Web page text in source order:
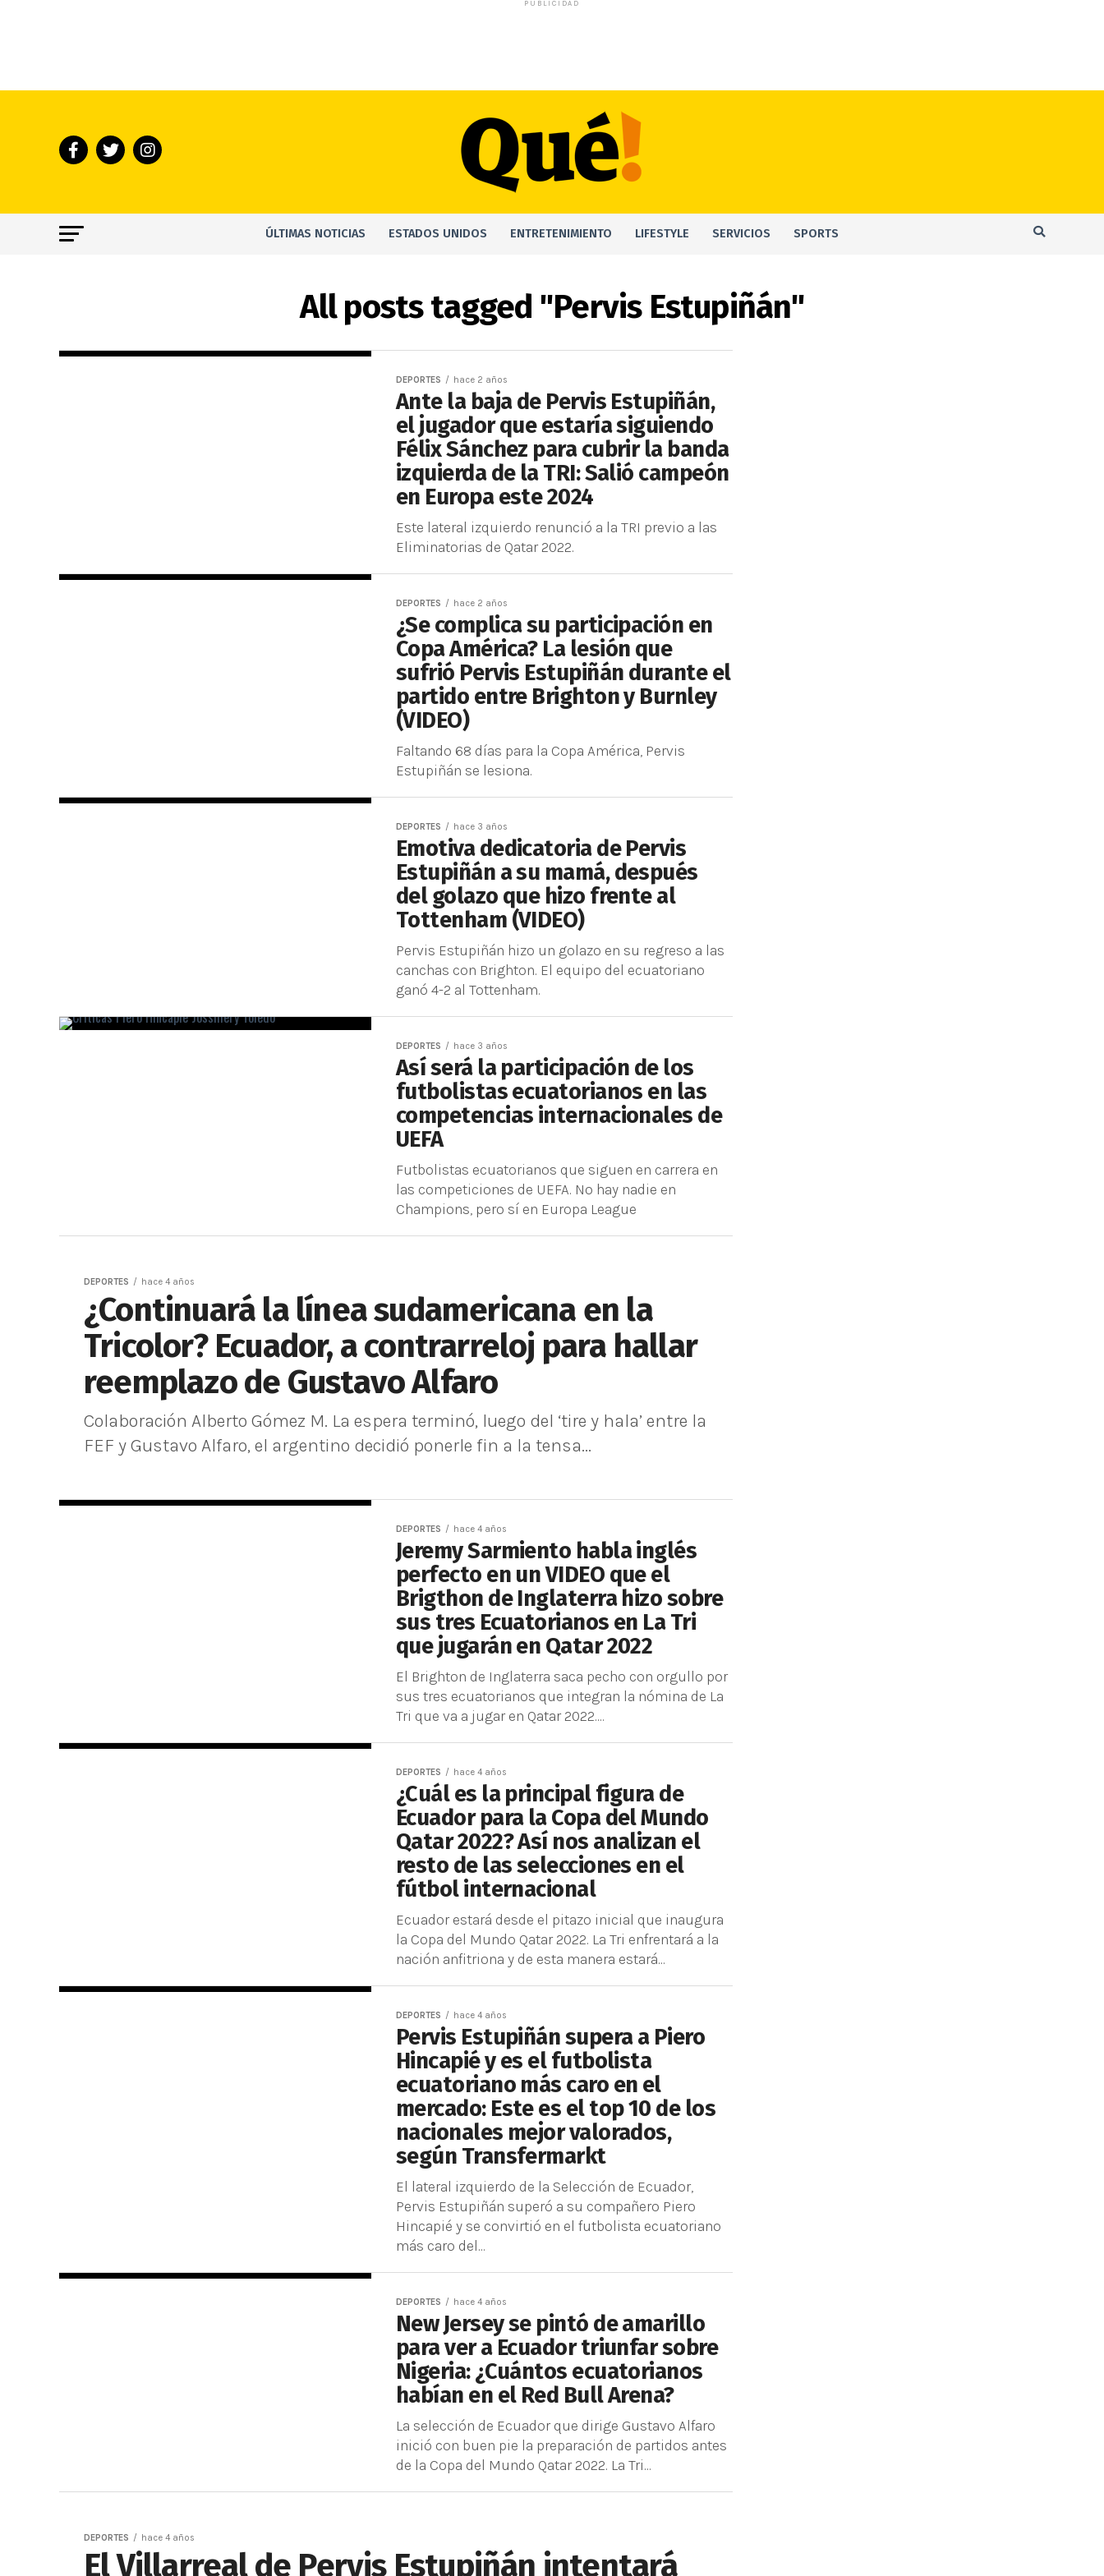
PUBLICIDAD
ÚLTIMAS NOTICIAS ESTADOS UNIDOS ENTRETENIMIENTO LIFESTYLE SERVICIOS SPORTS
All posts tagged "Pervis Estupiñán"
DEPORTES hace 2 años
Ante la baja de Pervis Estupiñán,
el jugador que estaría siguiendo
Félix Sánchez para cubrir la banda
izquierda de la TRI: Salió campeón
en Europa este 2024
Este lateral izquierdo renunció a la TRI previo a las
Eliminatorias de Qatar 2022.
DEPORTES hace 2 años
¿Se complica su participación en
Copa América? La lesión que
sufrió Pervis Estupiñán durante el
partido entre Brighton y Burnley
(VIDEO)
Faltando 68 días para la Copa América, Pervis
Estupiñán se lesiona.
DEPORTES hace 3 años
Emotiva dedicatoria de Pervis
Estupiñán a su mamá, después
del golazo que hizo frente al
Tottenham (VIDEO)
Pervis Estupiñán hizo un golazo en su regreso a las
canchas con Brighton. El equipo del ecuatoriano
ganó 4-2 al Tottenham.
DEPORTES hace 3 años
Así será la participación de los
futbolistas ecuatorianos en las
competencias internacionales de
UEFA
Futbolistas ecuatorianos que siguen en carrera en
las competiciones de UEFA. No hay nadie en
Champions, pero sí en Europa League
DEPORTES hace 4 años
¿Continuará la línea sudamericana en la
Tricolor? Ecuador, a contrarreloj para hallar
reemplazo de Gustavo Alfaro
Colaboración Alberto Gómez M. La espera terminó, luego del ‘tire y hala’ entre la
FEF y Gustavo Alfaro, el argentino decidió ponerle fin a la tensa...
DEPORTES hace 4 años
Jeremy Sarmiento habla inglés
perfecto en un VIDEO que el
Brigthon de Inglaterra hizo sobre
sus tres Ecuatorianos en La Tri
que jugarán en Qatar 2022
El Brighton de Inglaterra saca pecho con orgullo por
sus tres ecuatorianos que integran la nómina de La
Tri que va a jugar en Qatar 2022....
DEPORTES hace 4 años
¿Cuál es la principal figura de
Ecuador para la Copa del Mundo
Qatar 2022? Así nos analizan el
resto de las selecciones en el
fútbol internacional
Ecuador estará desde el pitazo inicial que inaugura
la Copa del Mundo Qatar 2022. La Tri enfrentará a la
nación anfitriona y de esta manera estará...
DEPORTES hace 4 años
Pervis Estupiñán supera a Piero
Hincapié y es el futbolista
ecuatoriano más caro en el
mercado: Este es el top 10 de los
nacionales mejor valorados,
según Transfermarkt
El lateral izquierdo de la Selección de Ecuador,
Pervis Estupiñán superó a su compañero Piero
Hincapié y se convirtió en el futbolista ecuatoriano
más caro del...
DEPORTES hace 4 años
New Jersey se pintó de amarillo
para ver a Ecuador triunfar sobre
Nigeria: ¿Cuántos ecuatorianos
habían en el Red Bull Arena?
La selección de Ecuador que dirige Gustavo Alfaro
inició con buen pie la preparación de partidos antes
de la Copa del Mundo Qatar 2022. La Tri...
DEPORTES hace 4 años
El Villarreal de Pervis Estupiñán intentará